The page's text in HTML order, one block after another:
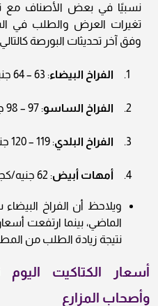
نسبيًا في بعض الأصناف مع
تغيرات العرض والطلب في
وفق آخر تحديثات البورصة
الفراخ البيضاء: 63 – 64 جنيه/كجم
الفراخ الساسو: 97 – 98 جنيه/كجم
الفراخ البلدي: 119 – 120 جنيه/كجم
أمهات أبيض: 62 جنيه/كجم
ويلاحظ أن الفراخ
الماضي، بينما ارتفعت
نتيجة زيادة الطلب من
أسعار الكتاكيت
وأصحاب المزارع